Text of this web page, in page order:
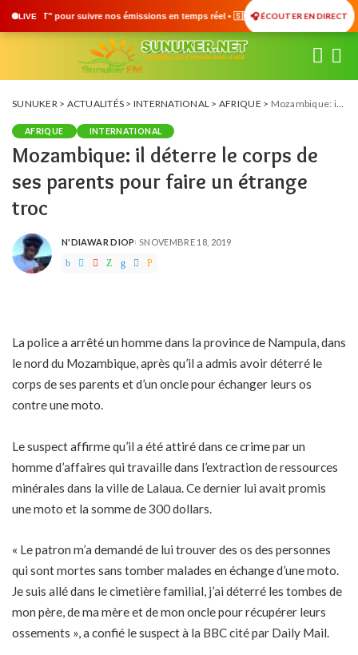
LIVE
émissions en temps réel • 🇸🇳 Actualités du Sénégal • 🌍 Actualités🎧 ÉCOUTER EN DIRECT
SUNUKER> ACTUALITÉS > INTERNATIONAL > AFRIQUE > Mozambique: il déterre le corps de ses parents pour faire un étrange troc
AFRIQUE INTERNATIONAL
Mozambique: il déterre le corps de
ses parents pour faire un étrange
troc
POSTED
BY
N'DIAWAR DIOP NOVEMBRE 18, 2019
La police a arrêté un homme dans la province de Nampula, dans
le nord du Mozambique, après qu’il a admis avoir déterré le
corps de ses parents et d’un oncle pour échanger leurs os
contre une moto.
Le suspect affirme qu’il a été attiré dans ce crime par un
homme d’affaires qui travaille dans l’extraction de ressources
minérales dans la ville de Lalaua. Ce dernier lui avait promis
une moto et la somme de 300 dollars.
« Le patron m’a demandé de lui trouver des os des personnes
qui sont mortes sans tomber malades en échange d’une moto.
Je suis allé dans le cimetière familial, j’ai déterré les tombes de
mon père, de ma mère et de mon oncle pour récupérer leurs
ossements », a confié le suspect à la BBC cité par Daily Mail.